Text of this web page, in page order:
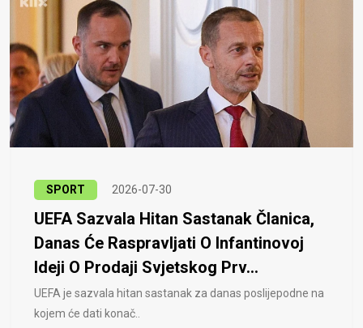
SPORT 2026-07-30
UEFA Sazvala Hitan Sastanak Članica,
Danas Će Raspravljati O Infantinovoj
Ideji O Prodaji Svjetskog Prv...
UEFA je sazvala hitan sastanak za danas poslijepodne na
kojem će dati konač..